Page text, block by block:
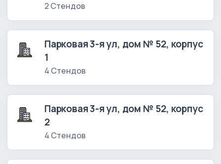
2 Стендов
Парковая 3-я ул, дом № 52, корпус
1
4 Стендов
Парковая 3-я ул, дом № 52, корпус
2
4 Стендов